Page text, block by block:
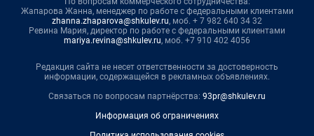
Жапарова Жанна, менеджер по работе с федеральными клиентами
zhanna.zhaparova@shkulev.ru, моб. + 7 982 640 34 32
Ревина Мария, директор по работе с федеральными клиентами
mariya.revina@shkulev.ru, моб. +7 910 402 4056
Редакция сайта не несет ответственности за достоверность
информации, содержащейся в рекламных объявлениях.
Связаться по вопросам партнёрства: 93pr@shkulev.ru
Информация об ограничениях